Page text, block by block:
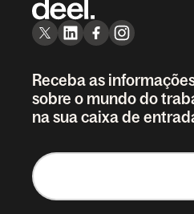
Receba as
sobre o mundo do
na sua caixa de